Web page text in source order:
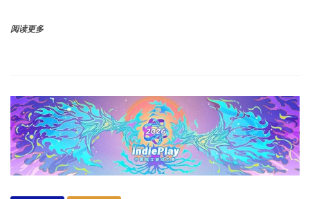
阅读更多